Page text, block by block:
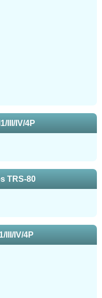
III/IV/4P
TRS-80
III/IV/4P